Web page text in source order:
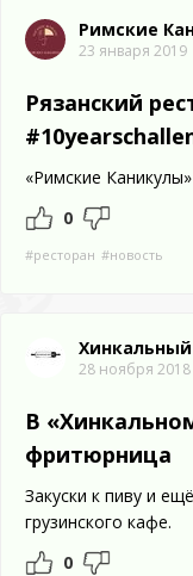
Римские
23 января 2019
Рязанский
«Римские
0
#ресторан #новость
28 ноября 2018
В
фритюрница
Закуски к пиву и
грузинского кафе.
0